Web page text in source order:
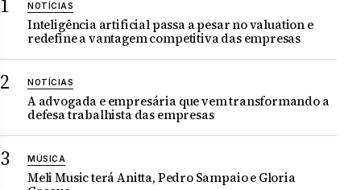
NOTÍCIAS
Inteligência artificial passa a pesar no valuation e
redefine a vantagem competitiva das empresas
NOTÍCIAS
A advogada e empresária que vem transformando a
defesa trabalhista das empresas
MÚSICA
Meli Music terá Anitta, Pedro Sampaio e Gloria